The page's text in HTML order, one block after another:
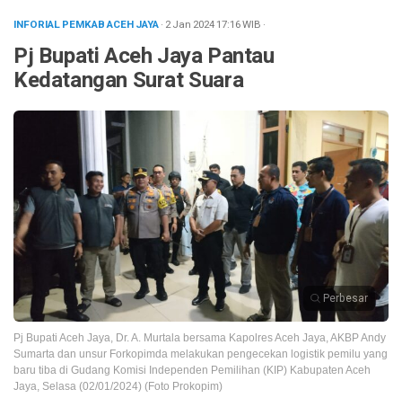
INFORIAL PEMKAB ACEH JAYA· 2 Jan 202417:16WIB ·
Pj Bupati Aceh Jaya Pantau
Kedatangan Surat Suara
Perbesar
Pj Bupati Aceh Jaya, Dr. A. Murtala bersama Kapolres Aceh Jaya, AKBP Andy
Sumarta dan unsur Forkopimda melakukan pengecekan logistik pemilu yang
baru tiba di Gudang Komisi Independen Pemilihan (KIP) Kabupaten Aceh
Jaya, Selasa (02/01/2024) (Foto Prokopim)